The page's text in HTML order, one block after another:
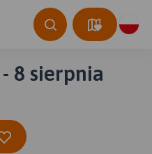
8 sierpnia